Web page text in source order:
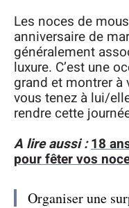
Les noces de
anniversaire de
généralement
luxure. C’est une
grand et montrer à
vous tenez à lui/
rendre cette
A lire aussi :18
pour fêter vos
Organiser une